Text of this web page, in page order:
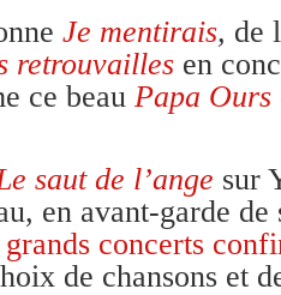
Je mentirais, de
retrouvailles en
ce beau Papa Ours
saut de l’ange sur
en avant-garde de
grands concerts
de chansons et